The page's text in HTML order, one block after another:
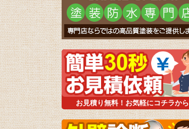
お見積り無料！お気軽にコチラから